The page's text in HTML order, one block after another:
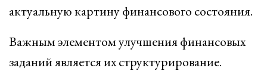
актуальную картину финансового состояния.
Важным элементом улучшения финансовых
заданий является их структурирование.